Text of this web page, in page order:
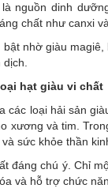
nguồn dinh
chất như canxi
bật nhờ giàu
hạt giàu vi chất
các loại hải sản
xương và tim.
sức khỏe thần
đáng chú ý. Chỉ
và hỗ trợ chức